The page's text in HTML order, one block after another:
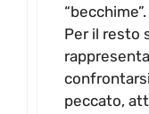
“becchime”.
Per il resto
peccato,